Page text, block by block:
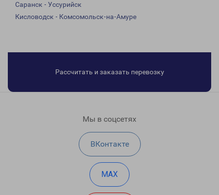
Саранск - Уссурийск
Кисловодск - Комсомольск-на-Амуре
Рассчитать и заказать перевозку
Мы в соцсетях
ВКонтакте
MAX